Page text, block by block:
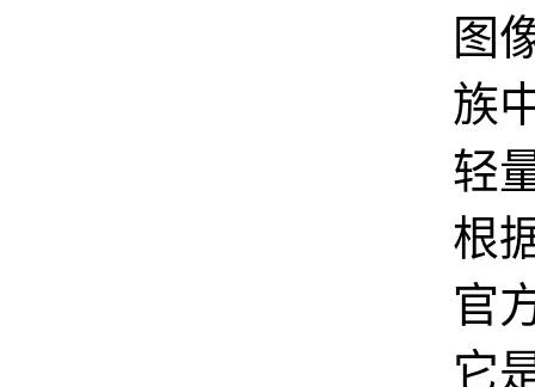
图
族
轻
根
官
它